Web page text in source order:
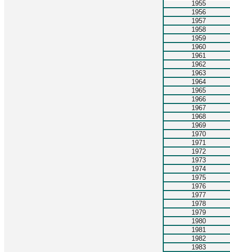
1955
1956
1957
1958
1959
1960
1961
1962
1963
1964
1965
1966
1967
1968
1969
1970
1971
1972
1973
1974
1975
1976
1977
1978
1979
1980
1981
1982
1983